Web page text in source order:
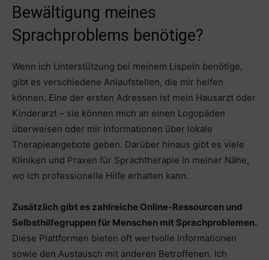
Bewältigung meines
Sprachproblems benötige?
Wenn ich Unterstützung bei meinem Lispeln benötige,
gibt es verschiedene Anlaufstellen, die mir helfen
können. Eine der ersten Adressen ist mein Hausarzt oder
Kinderarzt – sie können mich an einen Logopäden
überweisen oder mir Informationen über lokale
Therapieangebote geben. Darüber hinaus gibt es viele
Kliniken und Praxen für Sprachtherapie in meiner Nähe,
wo ich professionelle Hilfe erhalten kann.
Zusätzlich gibt es zahlreiche Online-Ressourcen und
Selbsthilfegruppen für Menschen mit Sprachproblemen.
Diese Plattformen bieten oft wertvolle Informationen
sowie den Austausch mit anderen Betroffenen. Ich